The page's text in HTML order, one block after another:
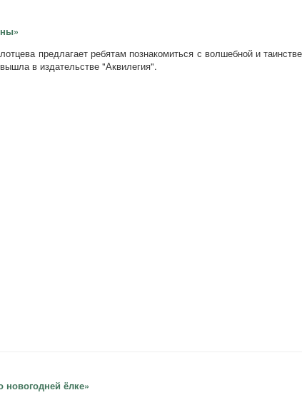
предлагает ребятам познакомиться с волшебной и
в издательстве "Аквилегия".
ёлке»